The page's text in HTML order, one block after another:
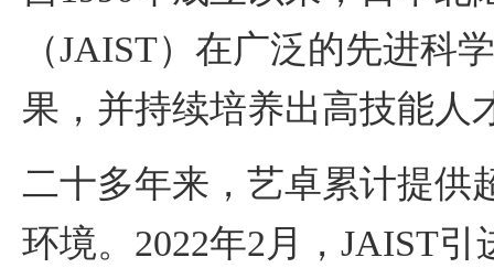
（JAIST）在广泛的先进科
果，并持续培养出高技能人
二十多年来，艺卓累计提供
环境。2022年2月，JAIST引